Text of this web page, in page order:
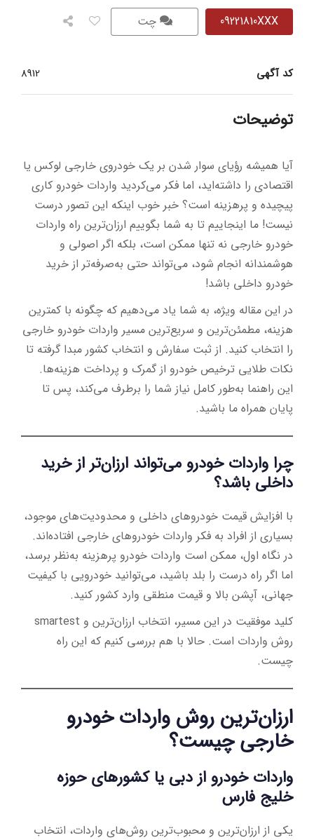
09221810XXX چت
کد آگهی 8912
توضیحات
آیا همیشه رؤیای سوار شدن بر یک خودروی خارجی لوکس یا
اقتصادی را داشته‌اید، اما فکر می‌کردید واردات خودرو کاری
پیچیده و پرهزینه است؟ خبر خوب اینکه این تصور درست
نیست! ما اینجاییم تا به شما بگوییم ارزان‌ترین راه واردات
خودرو خارجی نه تنها ممکن است، بلکه اگر اصولی و
هوشمندانه انجام شود، می‌تواند حتی به‌صرفه‌تر از خرید
خودرو داخلی باشد!
در این مقاله ویژه، به شما یاد می‌دهیم که چگونه با کمترین
هزینه، مطمئن‌ترین و سریع‌ترین مسیر واردات خودرو خارجی
را انتخاب کنید. از ثبت سفارش و انتخاب کشور مبدا گرفته تا
نکات طلایی ترخیص خودرو از گمرک و پرداخت هزینه‌ها.
این راهنما به‌طور کامل نیاز شما را برطرف می‌کند، پس تا
پایان همراه ما باشید.
چرا واردات خودرو می‌تواند ارزان‌تر از خرید
داخلی باشد؟
با افزایش قیمت خودروهای داخلی و محدودیت‌های موجود،
بسیاری از افراد به فکر واردات خودروهای خارجی افتاده‌اند.
در نگاه اول، ممکن است واردات خودرو پرهزینه به‌نظر برسد،
اما اگر راه درست را بلد باشید، می‌توانید خودرویی با کیفیت
جهانی، آپشن بالا و قیمت منطقی وارد کشور کنید.
کلید موفقیت در این مسیر، انتخاب ارزان‌ترین و smartest
روش واردات است. حالا با هم بررسی کنیم که این راه
چیست.
ارزان‌ترین روش واردات خودرو
خارجی چیست؟
واردات خودرو از دبی یا کشورهای حوزه
خلیج فارس
یکی از ارزان‌ترین و محبوب‌ترین روش‌های واردات، انتخاب